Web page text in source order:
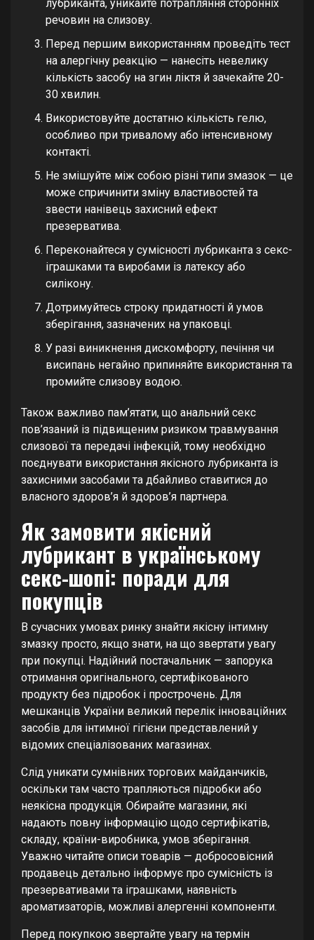
лубриканта, уникайте потрапляння сторонніх
речовин на слизову.
Перед першим використанням проведіть тест
на алергічну реакцію — нанесіть невелику
кількість засобу на згин ліктя й зачекайте 20-
30 хвилин.
Використовуйте достатню кількість гелю,
особливо при тривалому або інтенсивному
контакті.
Не змішуйте між собою різні типи змазок — це
може спричинити зміну властивостей та
звести нанівець захисний ефект
презерватива.
Переконайтеся у сумісності лубриканта з секс-
іграшками та виробами із латексу або
силікону.
Дотримуйтесь строку придатності й умов
зберігання, зазначених на упаковці.
У разі виникнення дискомфорту, печіння чи
висипань негайно припиняйте використання та
промийте слизову водою.
Також важливо пам’ятати, що анальний секс
пов’язаний із підвищеним ризиком травмування
слизової та передачі інфекцій, тому необхідно
поєднувати використання якісного лубриканта із
захисними засобами та дбайливо ставитися до
власного здоров’я й здоров’я партнера.
Як замовити якісний
лубрикант в українському
секс-шопі: поради для
покупців
В сучасних умовах ринку знайти якісну інтимну
змазку просто, якщо знати, на що звертати увагу
при покупці. Надійний постачальник — запорука
отримання оригінального, сертифікованого
продукту без підробок і прострочень. Для
мешканців України великий перелік інноваційних
засобів для інтимної гігієни представлений у
відомих спеціалізованих магазинах.
Слід уникати сумнівних торгових майданчиків,
оскільки там часто трапляються підробки або
неякісна продукція. Обирайте магазини, які
надають повну інформацію щодо сертифікатів,
складу, країни-виробника, умов зберігання.
Уважно читайте описи товарів — добросовісний
продавець детально інформує про сумісність із
презервативами та іграшками, наявність
ароматизаторів, можливі алергенні компоненти.
Перед покупкою звертайте увагу на термін